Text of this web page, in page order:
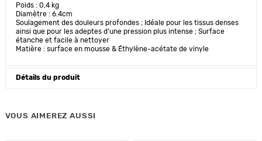
Poids : 0,4 kg
Diamètre : 6.4cm
Soulagement des douleurs profondes ; Idéale pour les tissus denses
ainsi que pour les adeptes d'une pression plus intense ; Surface
étanche et facile à nettoyer
Matière : surface en mousse & Éthylène-acétate de vinyle
Détails du produit
VOUS AIMEREZ AUSSI